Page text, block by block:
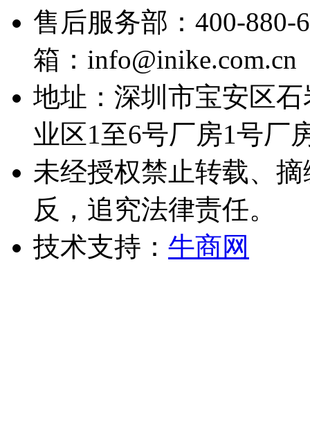
售后服务部：400-880-
箱：info@inike.com.cn
地址：深圳市宝安区
业区1至6号厂房1号厂
未经授权禁止转载、
反，追究法律责任。
技术支持： 牛商网